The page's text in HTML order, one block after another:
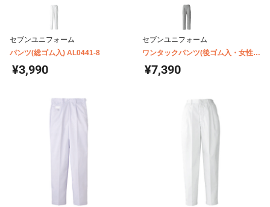
セブンユニフォーム
パンツ(総ゴム入) AL0441-8
¥3,990
セブンユニフォーム
ワンタックパンツ(後ゴム入・女性
用) BL1476
¥7,390